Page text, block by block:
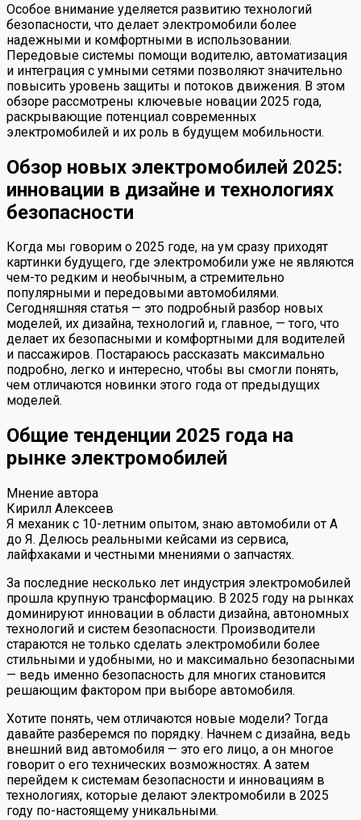
Особое внимание уделяется развитию технологий
безопасности, что делает электромобили более
надежными и комфортными в использовании.
Передовые системы помощи водителю, автоматизация
и интеграция с умными сетями позволяют значительно
повысить уровень защиты и потоков движения. В этом
обзоре рассмотрены ключевые новации 2025 года,
раскрывающие потенциал современных
электромобилей и их роль в будущем мобильности.
Обзор новых электромобилей 2025:
инновации в дизайне и технологиях
безопасности
Когда мы говорим о 2025 годе, на ум сразу приходят
картинки будущего, где электромобили уже не являются
чем-то редким и необычным, а стремительно
популярными и передовыми автомобилями.
Сегодняшняя статья — это подробный разбор новых
моделей, их дизайна, технологий и, главное, — того, что
делает их безопасными и комфортными для водителей
и пассажиров. Постараюсь рассказать максимально
подробно, легко и интересно, чтобы вы смогли понять,
чем отличаются новинки этого года от предыдущих
моделей.
Общие тенденции 2025 года на
рынке электромобилей
Мнение автора
Кирилл Алексеев
Я механик с 10-летним опытом, знаю автомобили от А
до Я. Делюсь реальными кейсами из сервиса,
лайфхаками и честными мнениями о запчастях.
За последние несколько лет индустрия электромобилей
прошла крупную трансформацию. В 2025 году на рынках
доминируют инновации в области дизайна, автономных
технологий и систем безопасности. Производители
стараются не только сделать электромобили более
стильными и удобными, но и максимально безопасными
— ведь именно безопасность для многих становится
решающим фактором при выборе автомобиля.
Хотите понять, чем отличаются новые модели? Тогда
давайте разберемся по порядку. Начнем с дизайна, ведь
внешний вид автомобиля — это его лицо, а он многое
говорит о его технических возможностях. А затем
перейдем к системам безопасности и инновациям в
технологиях, которые делают электромобили в 2025
году по-настоящему уникальными.